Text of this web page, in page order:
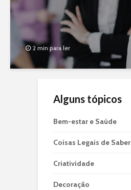
2 min para ler
Alguns tópicos
Bem-estar e Saúde
Coisas Legais de Saber
Criatividade
Decoração